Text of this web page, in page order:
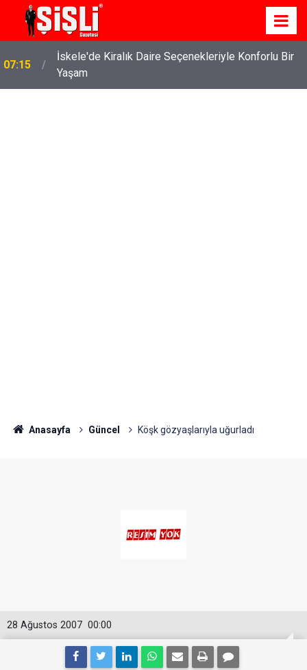
07:15
İskele'de Kiralık Daire Seçenekleriyle Konforlu Bir
Yaşam
Anasayfa Güncel Köşk gözyaşlarıyla uğurladı
00:00
28 Ağustos 2007